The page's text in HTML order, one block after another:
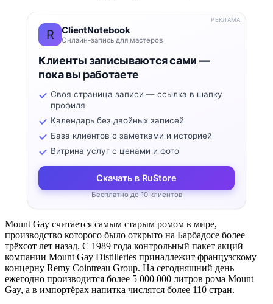
R ClientNotebook
Онлайн-запись для мастеров
Клиенты записываются сами —
пока вы работаете
Своя страница записи — ссылка в шапку
профиля
Календарь без двойных записей
База клиентов с заметками и историей
Витрина услуг с ценами и фото
Скачать в RuStore
Бесплатно до 10 клиентов
РЕКЛАМА
Mount Gay считается самым старым ромом в мире,
производство которого было открыто на Барбадосе более
трёхсот лет назад. С 1989 года контрольный пакет акций
компании Mount Gay Distilleries принадлежит французскому
концерну Remy Cointreau Group. На сегодняшний день
ежегодно производится более 5 000 000 литров рома Mount
Gay, а в импортёрах напитка числятся более 110 стран.